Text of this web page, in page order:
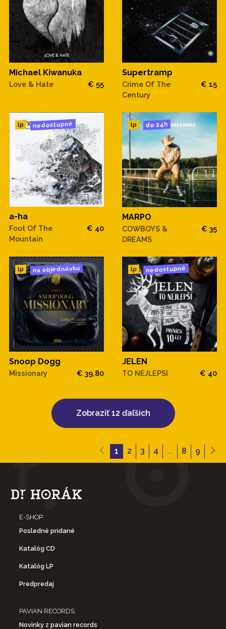
Michael Kiwanuka
Love & Hate € 55
Supertramp
Crime Of The
Century
€ 15
lp nedostupné
a-ha
Foot Of The
Mountain
€ 40
lp do 24h
MARPO
COWBOYS &
DREAMS
€ 35
lp na objednávku
Snoop Dogg
Missionary € 39,80
lp nedostupné
JELEN
TO NEJLEPSI € 40
Zobraziť 12 ďaľších
1 2 3 4 ... 8 9
E-SHOP
Posledné pridané
Katalóg CD
Katalóg LP
Predpredaj
PAVIAN RECORDS
Novinky z pavian records